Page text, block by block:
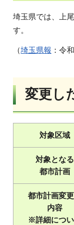
埼玉県では、上
す。
（埼玉県報 ：令
変更し
対象区域
対象となる
都市計画
都市計画変
内容
※詳細につ